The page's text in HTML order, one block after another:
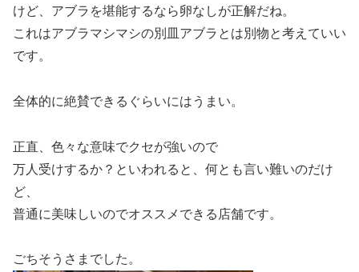
けど、アブラを堪能するなら卵なしが正解だね。
これはアブラマシマシの別皿アブラとは別物と考えていい
です。
全体的に絶賛できるぐらいにはうまい。
正直、色々な意味でクセが強いので
万人受けするか？といわれると、何とも言い難いのだけ
ど、
普通に美味しいのでオススメできる店舗です。
ごちそうさまでした。